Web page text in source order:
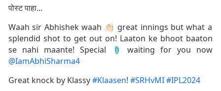
पोस्ट पाहा...
Waah sir Abhishek waah 👏🏻 great innings but what a
splendid shot to get out on! Laaton ke bhoot baaton
se nahi maante! Special 🩴 waiting for you now
@IamAbhiSharma4
Great knock by Klassy#Klaasen! #SRHvMI#IPL2024